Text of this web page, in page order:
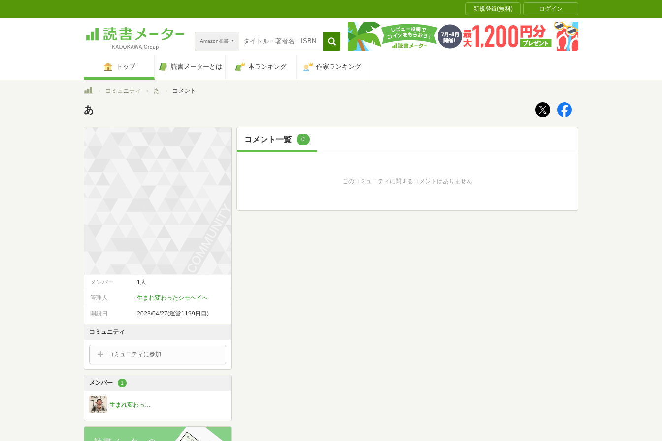
新規登録(無料) ログイン
Amazon和書
トップ 読書メーターとは 本ランキング 作家ランキング
トップコミュニティ あ コメント
あ
コメント一覧 0
このコミュニティに関するコメントはありません
メンバー 1人
管理人 生まれ変わったシモヘイへ
開設日 2023/04/27(運営1199日目)
コミュニティ
コミュニティに参加
メンバー 1
生まれ変わったシモヘイへ